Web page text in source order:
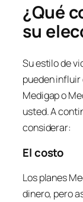
¿Qué
su
Su estilo de
pueden
Medigap o
usted. A
considerar:
El costo
Los planes
dinero, pero